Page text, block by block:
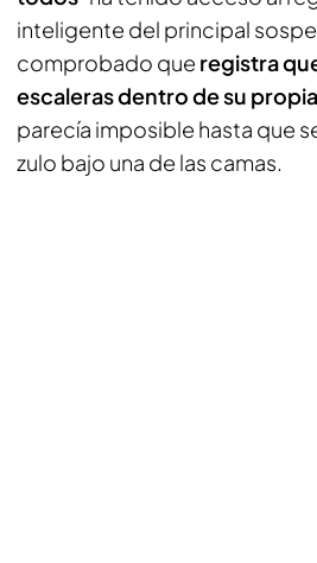
inteligente del principal
comprobado que registra
escaleras dentro de su
parecía imposible hasta que
zulo bajo una de las camas.